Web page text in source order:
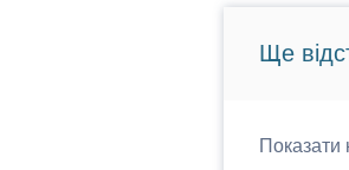
Ще
Показати